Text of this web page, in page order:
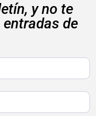
y no te
de